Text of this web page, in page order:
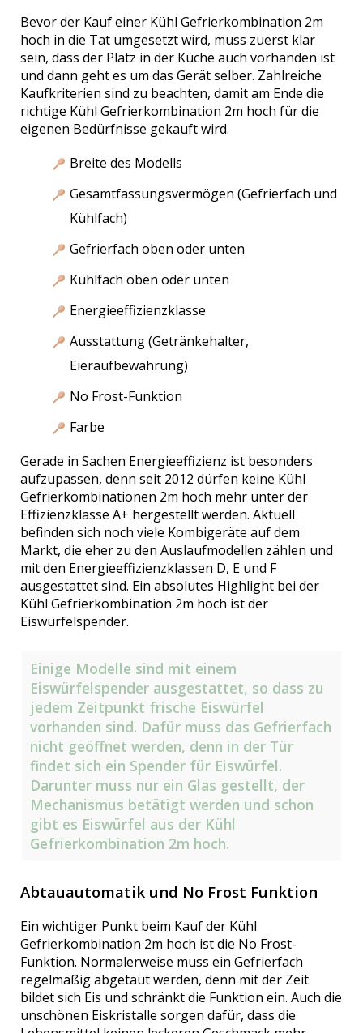
Bevor der Kauf einer Kühl Gefrierkombination 2m
hoch in die Tat umgesetzt wird, muss zuerst klar
sein, dass der Platz in der Küche auch vorhanden ist
und dann geht es um das Gerät selber. Zahlreiche
Kaufkriterien sind zu beachten, damit am Ende die
richtige Kühl Gefrierkombination 2m hoch für die
eigenen Bedürfnisse gekauft wird.
Breite des Modells
Gesamtfassungsvermögen (Gefrierfach und
Kühlfach)
Gefrierfach oben oder unten
Kühlfach oben oder unten
Energieeffizienzklasse
Ausstattung (Getränkehalter,
Eieraufbewahrung)
No Frost-Funktion
Farbe
Gerade in Sachen Energieeffizienz ist besonders
aufzupassen, denn seit 2012 dürfen keine Kühl
Gefrierkombinationen 2m hoch mehr unter der
Effizienzklasse A+ hergestellt werden. Aktuell
befinden sich noch viele Kombigeräte auf dem
Markt, die eher zu den Auslaufmodellen zählen und
mit den Energieeffizienzklassen D, E und F
ausgestattet sind. Ein absolutes Highlight bei der
Kühl Gefrierkombination 2m hoch ist der
Eiswürfelspender.
Einige Modelle sind mit einem
Eiswürfelspender ausgestattet, so dass zu
jedem Zeitpunkt frische Eiswürfel
vorhanden sind. Dafür muss das Gefrierfach
nicht geöffnet werden, denn in der Tür
findet sich ein Spender für Eiswürfel.
Darunter muss nur ein Glas gestellt, der
Mechanismus betätigt werden und schon
gibt es Eiswürfel aus der Kühl
Gefrierkombination 2m hoch.
Abtauautomatik und No Frost Funktion
Ein wichtiger Punkt beim Kauf der Kühl
Gefrierkombination 2m hoch ist die No Frost-
Funktion. Normalerweise muss ein Gefrierfach
regelmäßig abgetaut werden, denn mit der Zeit
bildet sich Eis und schränkt die Funktion ein. Auch die
unschönen Eiskristalle sorgen dafür, dass die